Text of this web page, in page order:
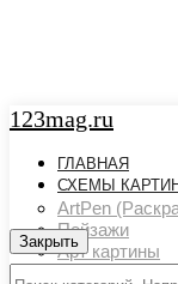
123mag.ru
ГЛАВНАЯ
СХЕМЫ
ArtPen
Пейзажи
Арт картины
Закрыть